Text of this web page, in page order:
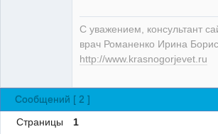
С уважением, консультант
врач Романенко Ирина
http://www.krasnogorjevet.ru
Сообщений [ 2 ]
Страницы
1